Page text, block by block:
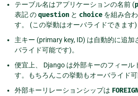
テーブル名はアプリケーションの名前 (
表記 のquestion と choice を組み合
す。 (この挙動はオーバライドできます)
主キー (primary key, ID) は自動的に追
バライド可能です)。
便宜上、 Django は外部キーのフィール
す。もちろんこの挙動もオーバライド可
外部キーリレーションシップは